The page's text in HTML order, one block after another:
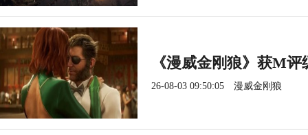
《漫威金刚狼》获M
26-08-03 09:50:05 漫威金刚狼